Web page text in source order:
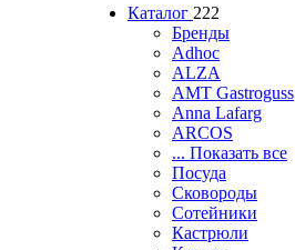
Каталог 222
Бренды
Adhoc
ALZA
AMT Gastroguss
Anna Lafarg
ARCOS
... Показать все
Посуда
Сковороды
Сотейники
Кастрюли